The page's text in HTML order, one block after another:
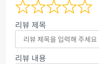
리뷰 제목
리뷰 내용